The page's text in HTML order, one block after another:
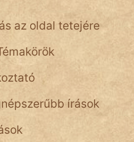
az oldal tetejére
írások